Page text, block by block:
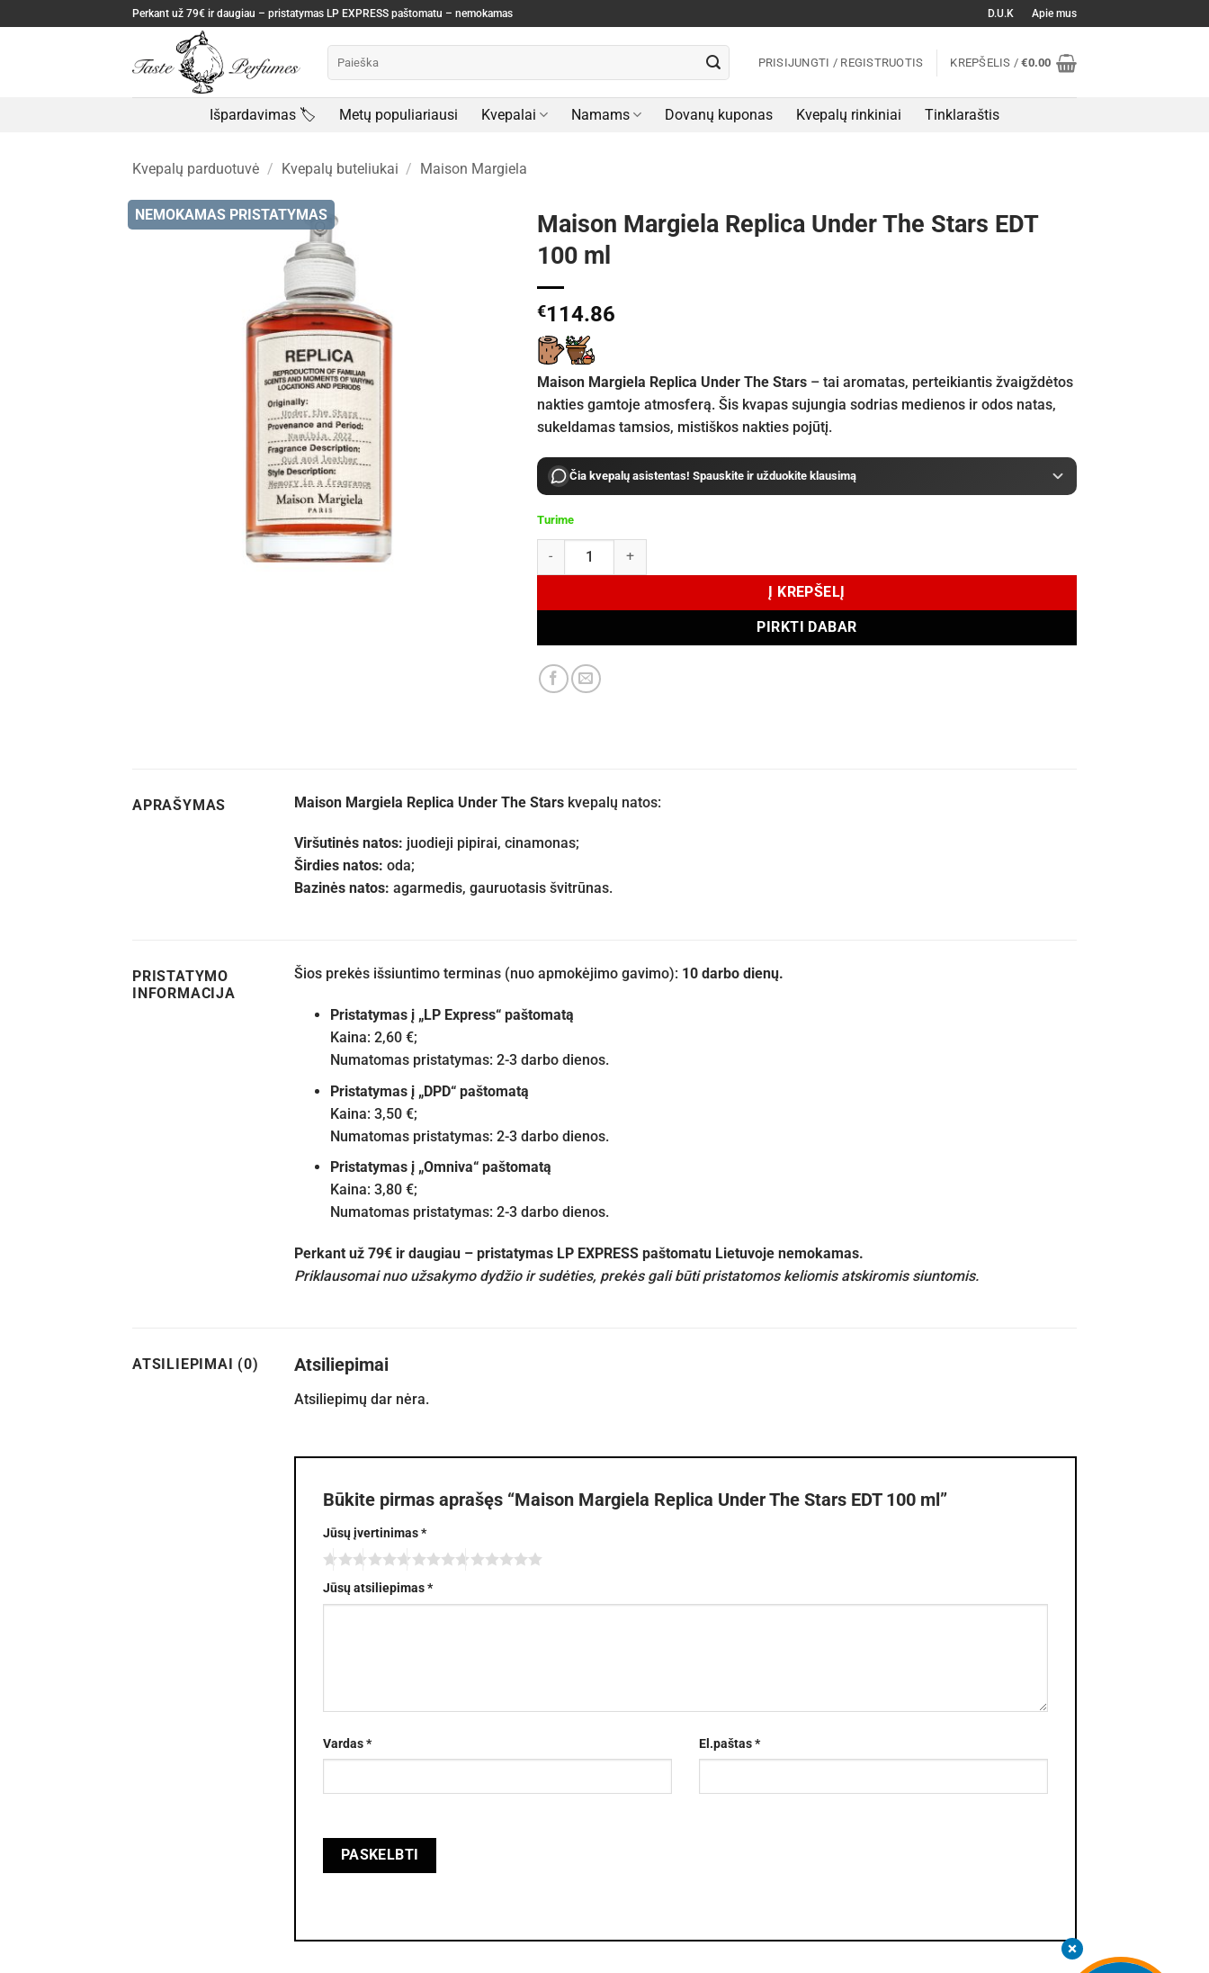
to
Perkant už 79€ ir daugiau – pristatymas LP EXPRESS paštomatu – nemokamas D.U.K Apie mus
PRISIJUNGTI / REGISTRUOTIS KREPŠELIS /€0.00
Išpardavimas 🏷️ Metų populiariausi Kvepalai Namams Dovanų kuponas Kvepalų rinkiniai Tinklaraštis
Kvepalų parduotuvė / Kvepalų buteliukai / Maison Margiela
NEMOKAMAS PRISTATYMAS
Maison Margiela Replica Under The Stars EDT
100 ml
€114.86
Maison Margiela Replica Under The Stars – tai aromatas, perteikiantis žvaigždėtos
nakties gamtoje atmosferą. Šis kvapas sujungia sodrias medienos ir odos natas,
sukeldamas tamsios, mistiškos nakties pojūtį.
Čia kvepalų asistentas! Spauskite ir užduokite klausimą
Turime
produkto kiekis: Maison Margiela Replica Under The Stars EDT 100 ml
Į KREPŠELĮ
PIRKTI DABAR
APRAŠYMAS Maison Margiela Replica Under The Stars kvepalų natos:
Viršutinės natos: juodieji pipirai, cinamonas;
Širdies natos: oda;
Bazinės natos: agarmedis, gauruotasis švitrūnas.
PRISTATYMO
INFORMACIJA
Šios prekės išsiuntimo terminas (nuo apmokėjimo gavimo): 10 darbo dienų.
Pristatymas į „LP Express“ paštomatą
Kaina: 2,60 €;
Numatomas pristatymas: 2-3 darbo dienos.
Pristatymas į „DPD“ paštomatą
Kaina: 3,50 €;
Numatomas pristatymas: 2-3 darbo dienos.
Pristatymas į „Omniva“ paštomatą
Kaina: 3,80 €;
Numatomas pristatymas: 2-3 darbo dienos.
Perkant už 79€ ir daugiau – pristatymas LP EXPRESS paštomatu Lietuvoje nemokamas.
Priklausomai nuo užsakymo dydžio ir sudėties, prekės gali būti pristatomos keliomis atskiromis siuntomis.
ATSILIEPIMAI (0) Atsiliepimai
Atsiliepimų dar nėra.
Būkite pirmas aprašęs “Maison Margiela Replica Under The Stars EDT 100 ml”
Jūsų įvertinimas*
Jūsų atsiliepimas*
Vardas* El.paštas*